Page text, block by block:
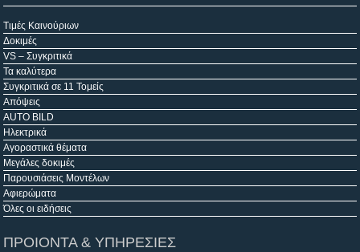
Τιμές Καινούριων
Δοκιμές
VS – Συγκριτικά
Τα καλύτερα
Συγκριτικά σε 11 Τομείς
Απόψεις
AUTO BILD
Ηλεκτρικά
Αγοραστικά θέματα
Μεγάλες δοκιμές
Παρουσιάσεις Μοντέλων
Αφιερώματα
Όλες οι ειδήσεις
ΠΡΟΙΟΝΤΑ & ΥΠΗΡΕΣΙΕΣ